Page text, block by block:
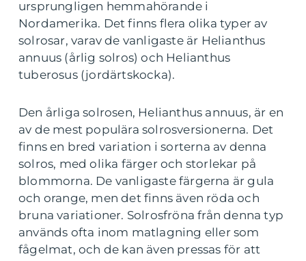
ursprungligen hemmahörande i
Nordamerika. Det finns flera olika typer av
solrosar, varav de vanligaste är Helianthus
annuus (årlig solros) och Helianthus
tuberosus (jordärtskocka).
Den årliga solrosen, Helianthus annuus, är en
av de mest populära solrosversionerna. Det
finns en bred variation i sorterna av denna
solros, med olika färger och storlekar på
blommorna. De vanligaste färgerna är gula
och orange, men det finns även röda och
bruna variationer. Solrosfröna från denna typ
används ofta inom matlagning eller som
fågelmat, och de kan även pressas för att